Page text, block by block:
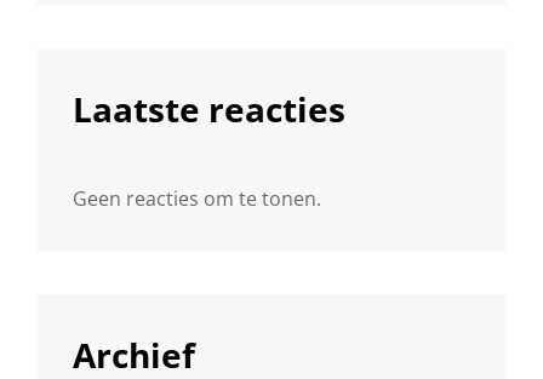
Laatste reacties
Geen reacties om te tonen.
Archief